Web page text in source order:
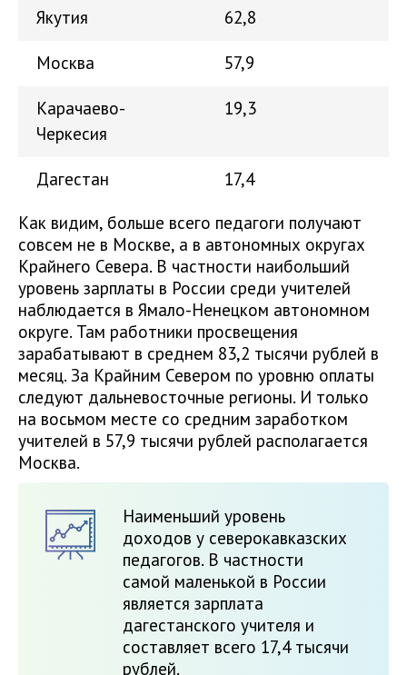
Якутия 62,8
Москва 57,9
Карачаево-
Черкесия
19,3
Дагестан
17,4
Как видим, больше всего педагоги получают
совсем не в Москве, а в автономных округах
Крайнего Севера. В частности наибольший
уровень зарплаты в России среди учителей
наблюдается в Ямало-Ненецком автономном
округе. Там работники просвещения
зарабатывают в среднем 83,2 тысячи рублей в
месяц. За Крайним Севером по уровню оплаты
следуют дальневосточные регионы. И только
на восьмом месте со средним заработком
учителей в 57,9 тысячи рублей располагается
Москва.
Наименьший уровень
доходов у северокавказских
педагогов. В частности
самой маленькой в России
является зарплата
дагестанского учителя и
составляет всего 17,4 тысячи
рублей.